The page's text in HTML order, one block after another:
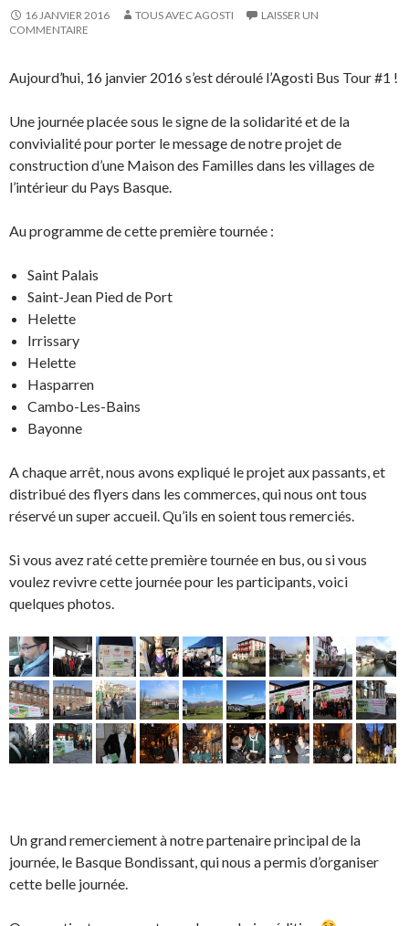
16 JANVIER 2016 TOUS AVEC AGOSTI
LAISSER UN
COMMENTAIRE
Aujourd’hui, 16 janvier 2016 s’est déroulé l’Agosti Bus Tour #1 !
Une journée placée sous le signe de la solidarité et de la
convivialité pour porter le message de notre projet de
construction d’une Maison des Familles dans les villages de
l’intérieur du Pays Basque.
Au programme de cette première tournée :
Saint Palais
Saint-Jean Pied de Port
Helette
Irrissary
Helette
Hasparren
Cambo-Les-Bains
Bayonne
A chaque arrêt, nous avons expliqué le projet aux passants, et
distribué des flyers dans les commerces, qui nous ont tous
réservé un super accueil. Qu’ils en soient tous remerciés.
Si vous avez raté cette première tournée en bus, ou si vous
voulez revivre cette journée pour les participants, voici
quelques photos.
Un grand remerciement à notre partenaire principal de la
journée, le Basque Bondissant, qui nous a permis d’organiser
cette belle journée.